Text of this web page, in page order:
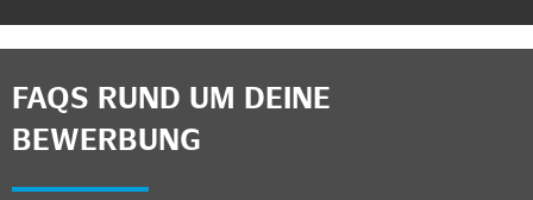
FAQS RUND UM DEINE
BEWERBUNG